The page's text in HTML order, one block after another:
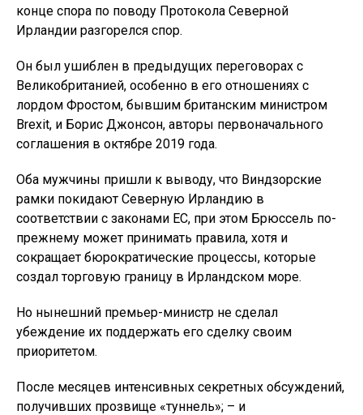
конце спора по поводу Протокола Северной
Ирландии разгорелся спор.
Он был ушиблен в предыдущих переговорах с
Великобританией, особенно в его отношениях с
лордом Фростом, бывшим британским министром
Brexit, и Борис Джонсон, авторы первоначального
соглашения в октябре 2019 года.
Оба мужчины пришли к выводу, что Виндзорские
рамки покидают Северную Ирландию в
соответствии с законами ЕС, при этом Брюссель по-
прежнему может принимать правила, хотя и
сокращает бюрократические процессы, которые
создал торговую границу в Ирландском море.
Но нынешний премьер-министр не сделал
убеждение их поддержать его сделку своим
приоритетом.
После месяцев интенсивных секретных обсуждений,
получивших прозвище «туннель»; – и